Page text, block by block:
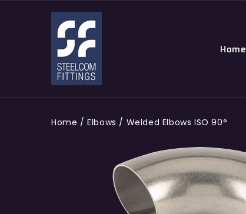
Home
Home /Elbows / Welded Elbows ISO 90°